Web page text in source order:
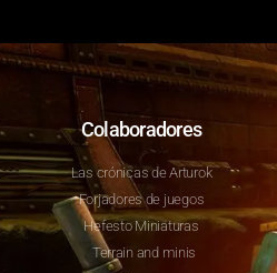
Colaboradores
Las crónicas de Arturok
Forjadores de juegos
Hefesto Miniaturas
Terrain and minis